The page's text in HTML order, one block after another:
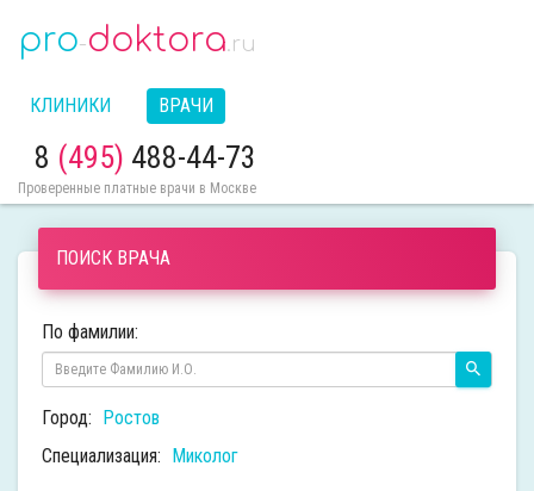
pro-doktora.ru
КЛИНИКИ ВРАЧИ
8 (495) 488-44-73
Проверенные платные врачи в Москве
ПОИСК ВРАЧА
По фамилии:
Город: Ростов
Специализация: Миколог